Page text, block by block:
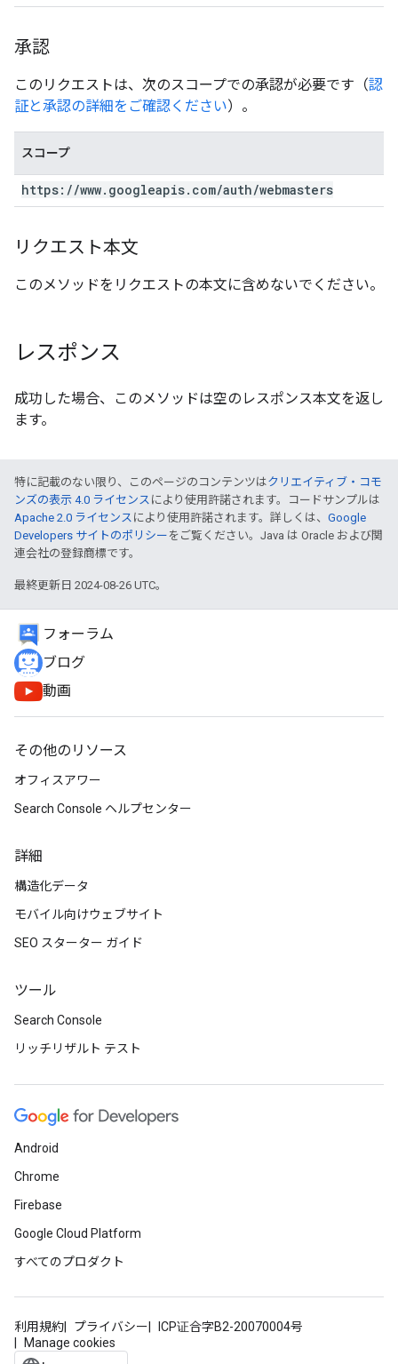
承認
このリクエストは、次のスコープでの承認が必要です（認
証と承認の詳細をご確認ください）。
スコープ
https: //www. googleapis. com/auth/webmasters
リクエスト本文
このメソッドをリクエストの本文に含めないでください。
レスポンス
成功した場合、このメソッドは空のレスポンス本文を返し
ます。
特に記載のない限り、このページのコンテンツはクリエイティブ・コモ
ンズの表示 4.0 ライセンス により使用許諾されます。コードサンプルは
Apache 2.0 ライセンス により使用許諾されます。詳しくは、 Google
Developers サイトのポリシー をご覧ください。Java は Oracle および関
連会社の登録商標です。
最終更新日 2024-08-26 UTC。
フォーラム
ブログ
動画
その他のリソース
オフィスアワー
Search Console ヘルプセンター
詳細
構造化データ
モバイル向けウェブサイト
SEO スターター ガイド
ツール
Search Console
リッチリザルト テスト
Android
Chrome
Firebase
Google Cloud Platform
すべてのプロダクト
利用規約 プライバシー
ICP证合字B2-20070004号
Manage cookies